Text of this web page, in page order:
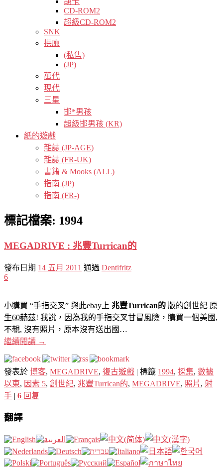
CD-ROM2
超級CD-ROM2
SNK
拱廊
(私售)
(JP)
萬代
現代
三星
邯*男孩
超級邯男孩 (KR)
紙的遊戲
雜誌 (JP-AGE)
雜誌 (FR-UK)
書籍 & Mooks (ALL)
指南 (JP)
指南 (FR-)
標記檔案: 1994
MEGADRIVE : 兆豐Turrican的
發布日期 14 五月 2011 通過 Dentifritz
6
小購買 “手指交叉” 與此ebay上 兆豐Turrican的 版的創世紀 原
生60赫茲! 我說，因為我的手指交叉甘冒風險，購買一個美國,
不親, 沒有照片，原本沒有送出國…
繼續閱讀 →
發表於 博客, MEGADRIVE, 復古遊戲 | 標籤 1994, 採集, 數據
以東, 因素 5, 創世紀, 兆豐Turrican的, MEGADRIVE, 照片 , 射
手 | 6 回复
翻譯